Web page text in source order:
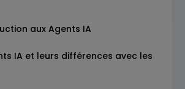
aux Agents IA
IA et leurs différences avec les